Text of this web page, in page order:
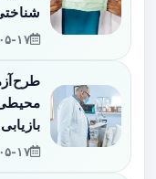
محیطی